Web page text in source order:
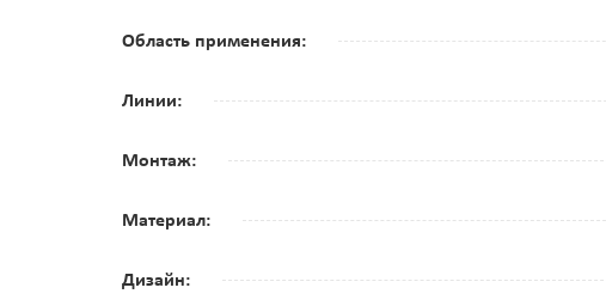
Область применения:
Линии:
Монтаж:
Материал:
Дизайн: